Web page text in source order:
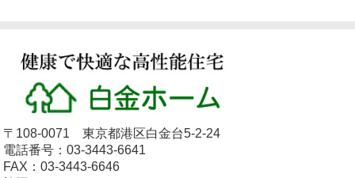
〒108-0071 東京都港区白金台5-2-24
電話番号：03-3443-6641
FAX：03-3443-6646